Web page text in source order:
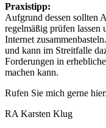
Praxistipp:
Aufgrund dessen sollten
regelmäßig prüfen lassen
Internet
und kann im Streitfalle
Forderungen in
machen kann.
Rufen Sie mich gerne
RA Karsten Klug